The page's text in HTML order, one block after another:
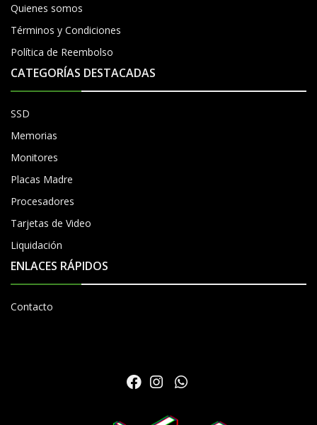
Quienes somos
Términos y Condiciones
Política de Reembolso
CATEGORÍAS DESTACADAS
SSD
Memorias
Monitores
Placas Madre
Procesadores
Tarjetas de Video
Liquidación
ENLACES RÁPIDOS
Contacto